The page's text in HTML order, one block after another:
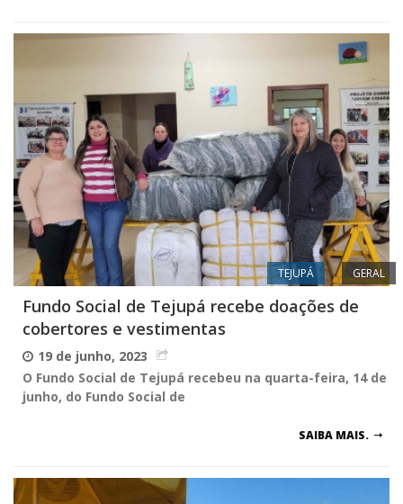
TEJUPÁ GERAL
Fundo Social de Tejupá recebe doações de
cobertores e vestimentas
19 de junho, 2023
O Fundo Social de Tejupá recebeu na quarta-feira, 14 de
junho, do Fundo Social de
SAIBA MAIS.